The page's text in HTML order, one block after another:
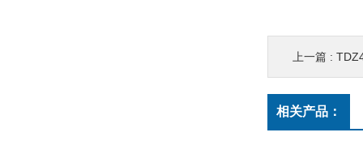
上一篇 :
相关产品：